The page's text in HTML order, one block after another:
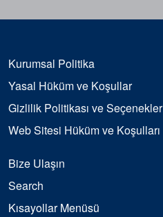
Kurumsal Politika
Yasal Hüküm ve Koşullar
Gizlilik Politikası ve Seçenekler
Web Sitesi Hüküm ve Koşulları
Bize Ulaşın
Search
Kısayollar Menüsü